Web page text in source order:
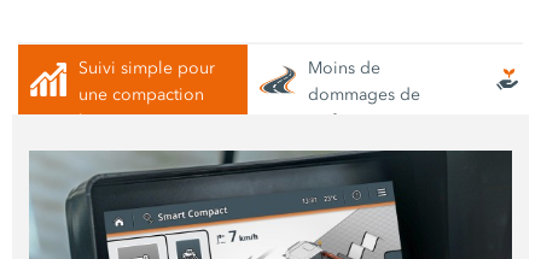
Suivi simple pour
une compaction
homogène
Moins de
dommages de
surface